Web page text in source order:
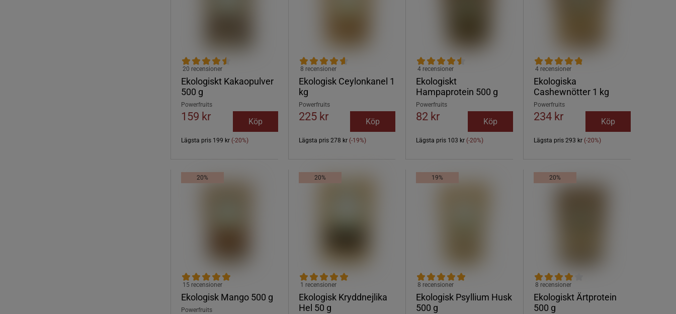
Ekologiskt Kakaopulver
500 g
20 recensioner
Powerfruits
159 kr Köp
Lägsta pris 199 kr (-20%)
Ekologisk Ceylonkanel 1
kg
8 recensioner
Powerfruits
225 kr Köp
Lägsta pris 278 kr (-19%)
Ekologiskt
Hampaprotein 500 g
4 recensioner
Powerfruits
82 kr Köp
Lägsta pris 103 kr (-20%)
Ekologiska
Cashewnötter 1 kg
4 recensioner
Powerfruits
234 kr Köp
Lägsta pris 293 kr (-20%)
20%
Ekologisk Mango 500 g
15 recensioner
Powerfruits
20%
Ekologisk Kryddnejlika
Hel 50 g
1 recensioner
19%
Ekologisk Psyllium Husk
500 g
8 recensioner
20%
Ekologiskt Ärtprotein
500 g
8 recensioner